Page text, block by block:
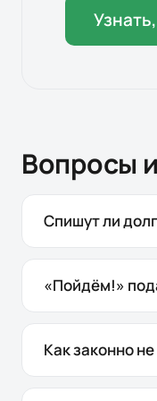
Вопросы
Спишут ли
«Пойдём!»
Как законно